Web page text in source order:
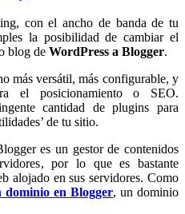
con el ancho de banda de tu
la posibilidad de cambiar el
blog de WordPress a Blogger.
más versátil, más configurable, y
el posicionamiento o SEO.
cantidad de plugins para
de tu sitio.
es un gestor de contenidos
por lo que es bastante
alojado en sus servidores. Como
dominio en Blogger, un dominio